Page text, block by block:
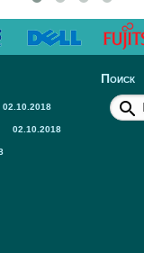
02.10.2018
02.10.2018
Поиск